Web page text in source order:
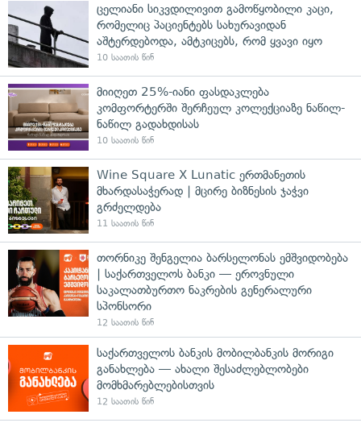
ცელიანი სიკვდილივით გამოწყობილი კაცი,
რომელიც პაციენტებს სახურავიდან
აშტერდებოდა, ამტკიცებს, რომ ყვავი იყო
10 საათის წინ
მიიღეთ 25%-იანი ფასდაკლება
კომფორტერში შერჩეულ კოლექციაზე ნაწილ-
ნაწილ გადახდისას
10 საათის წინ
Wine Square X Lunatic ერთმანეთის
მხარდასაჭერად | მცირე ბიზნესის ჯაჭვი
გრძელდება
11 საათის წინ
თორნიკე შენგელია ბარსელონას ემშვიდობება
| საქართველოს ბანკი — ეროვნული
საკალათბურთო ნაკრების გენერალური
სპონსორი
12 საათის წინ
საქართველოს ბანკის მობილბანკის მორიგი
განახლება — ახალი შესაძლებლობები
მომხმარებლებისთვის
12 საათის წინ